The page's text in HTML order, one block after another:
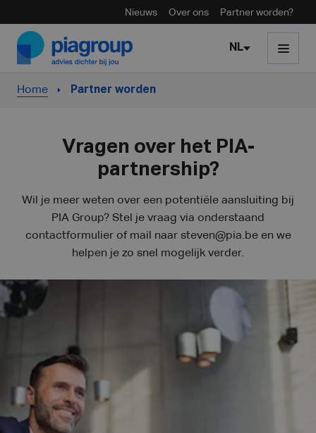
Nieuws Over ons Partner worden?
Skip to content
NL
Home Partner worden
Vragen over het PIA-
partnership?
Wil je meer weten over een potentiële aansluiting bij
PIA Group? Stel je vraag via onderstaand
contactformulier of mail naar steven@pia.been we
helpen je zo snel mogelijk verder.